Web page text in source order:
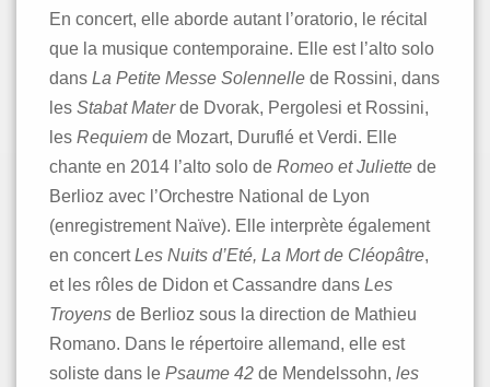
En concert, elle aborde autant l’oratorio, le récital
que la musique contemporaine. Elle est l’alto solo
dans La Petite Messe Solennelle de Rossini, dans
les Stabat Materde Dvorak, Pergolesi et Rossini,
les Requiem de Mozart, Duruflé et Verdi. Elle
chante en 2014 l’alto solo de Romeo et Juliette de
Berlioz avec l’Orchestre National de Lyon
(enregistrement Naïve). Elle interprète également
en concertLes Nuits d’Eté, La Mort de Cléopâtre,
et les rôles de Didon et Cassandre dans Les
Troyens de Berlioz sous la direction de Mathieu
Romano. Dans le répertoire allemand, elle est
soliste dans le Psaume 42 de Mendelssohn, les